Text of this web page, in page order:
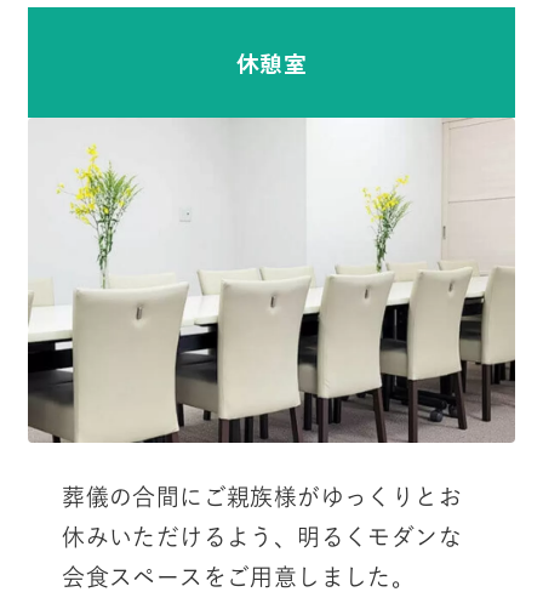
休憩室
葬儀の合間にご親族様がゆっくりとお
休みいただけるよう、明るくモダンな
会食スペースをご用意しました。